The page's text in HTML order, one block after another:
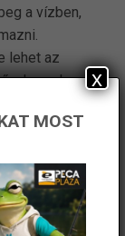
a vízben,
lehet az
a horoghoz
MOST
x